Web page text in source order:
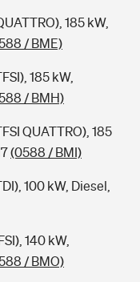
185 kW,
/ BME)
185 kW,
/ BMH)
QUATTRO), 185
(0588 / BMI)
100 kW, Diesel,
140 kW,
/ BMO)